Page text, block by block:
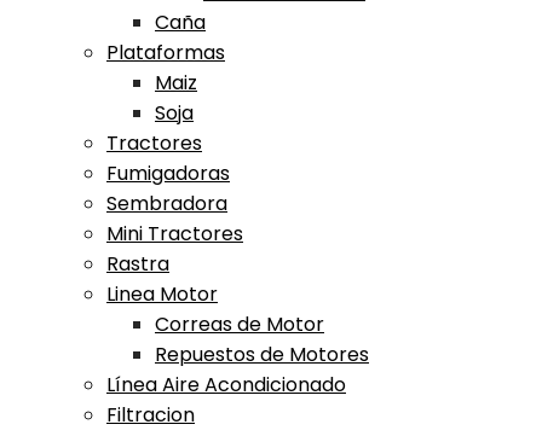
Caña
Plataformas
Maiz
Soja
Tractores
Fumigadoras
Sembradora
Mini Tractores
Rastra
Linea Motor
Correas de Motor
Repuestos de Motores
Línea Aire Acondicionado
Filtracion